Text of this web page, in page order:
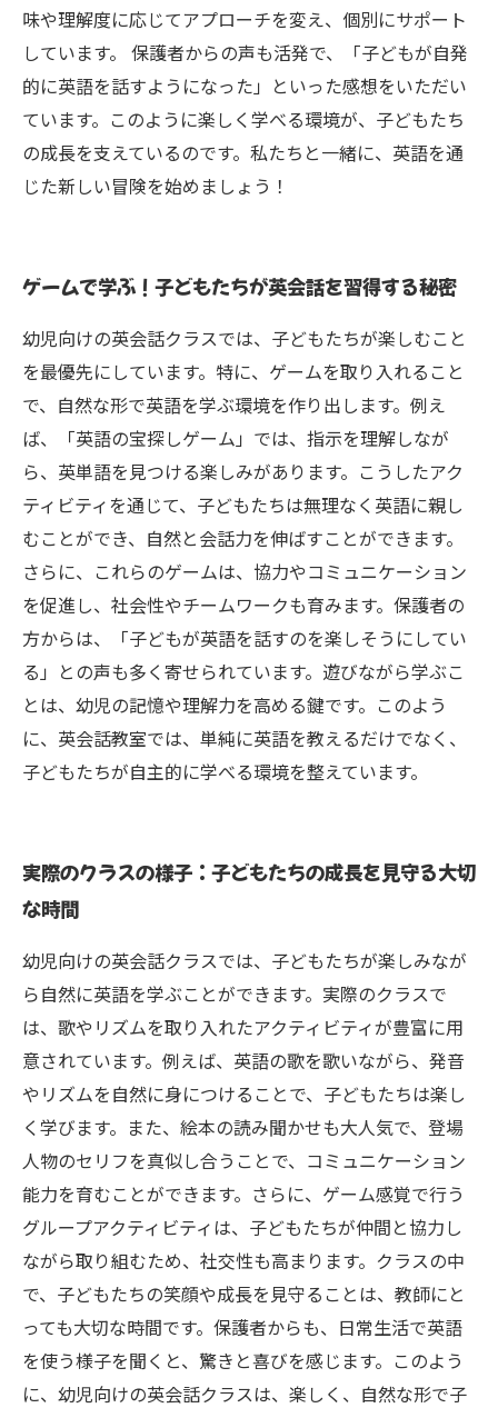
味や理解度に応じてアプローチを変え、個別にサポート
しています。 保護者からの声も活発で、「子どもが自発
的に英語を話すようになった」といった感想をいただい
ています。このように楽しく学べる環境が、子どもたち
の成長を支えているのです。私たちと一緒に、英語を通
じた新しい冒険を始めましょう！
ゲームで学ぶ！子どもたちが英会話を習得する秘密
幼児向けの英会話クラスでは、子どもたちが楽しむこと
を最優先にしています。特に、ゲームを取り入れること
で、自然な形で英語を学ぶ環境を作り出します。例え
ば、「英語の宝探しゲーム」では、指示を理解しなが
ら、英単語を見つける楽しみがあります。こうしたアク
ティビティを通じて、子どもたちは無理なく英語に親し
むことができ、自然と会話力を伸ばすことができます。
さらに、これらのゲームは、協力やコミュニケーション
を促進し、社会性やチームワークも育みます。保護者の
方からは、「子どもが英語を話すのを楽しそうにしてい
る」との声も多く寄せられています。遊びながら学ぶこ
とは、幼児の記憶や理解力を高める鍵です。このよう
に、英会話教室では、単純に英語を教えるだけでなく、
子どもたちが自主的に学べる環境を整えています。
実際のクラスの様子：子どもたちの成長を見守る大切
な時間
幼児向けの英会話クラスでは、子どもたちが楽しみなが
ら自然に英語を学ぶことができます。実際のクラスで
は、歌やリズムを取り入れたアクティビティが豊富に用
意されています。例えば、英語の歌を歌いながら、発音
やリズムを自然に身につけることで、子どもたちは楽し
く学びます。また、絵本の読み聞かせも大人気で、登場
人物のセリフを真似し合うことで、コミュニケーション
能力を育むことができます。さらに、ゲーム感覚で行う
グループアクティビティは、子どもたちが仲間と協力し
ながら取り組むため、社交性も高まります。クラスの中
で、子どもたちの笑顔や成長を見守ることは、教師にと
っても大切な時間です。保護者からも、日常生活で英語
を使う様子を聞くと、驚きと喜びを感じます。このよう
に、幼児向けの英会話クラスは、楽しく、自然な形で子